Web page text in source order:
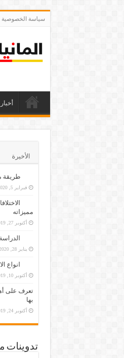
سياسة الخصوصية
أخبار
الأخيرة
طريقة
فبراير 5, 2020
مميزاته
أكتوبر 27, 2019
الدراسة في
يناير 28, 2020
انواع
أكتوبر 10, 2019
تعرف على
بها
أكتوبر 24, 2019
تدوينات